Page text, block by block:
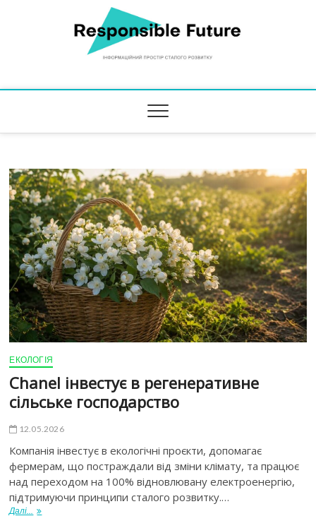
Responsible Future
ЕКОЛОГІЯ
Chanel інвестує в регенеративне
сільське господарство
12.05.2026
Компанія інвестує в екологічні проєкти, допомагає
фермерам, що постраждали від зміни клімату, та працює
над переходом на 100% відновлювану електроенергію,
підтримуючи принципи сталого розвитку.…
Далі...